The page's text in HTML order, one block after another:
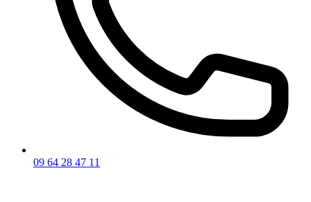
09 64 28 47 11